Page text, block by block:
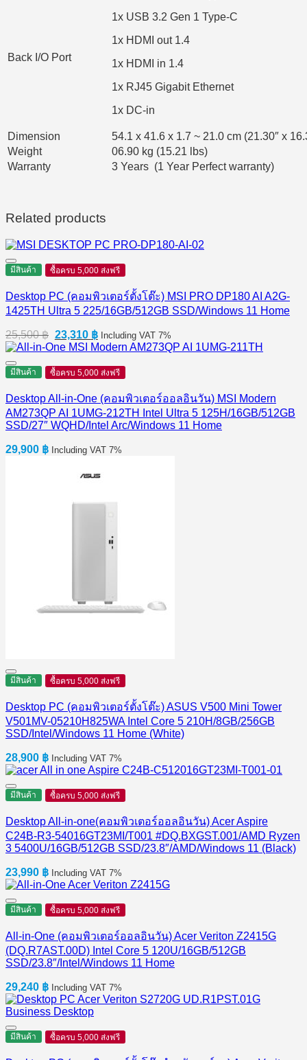
Back I/O Port
1x USB 3.2 Gen 1 Type-C
1x HDMI out 1.4
1x HDMI in 1.4
1x RJ45 Gigabit Ethernet
1x DC-in
Dimension
54.1 x 41.6 x 1.7 ~ 21.0 cm (21.30″ x
Weight
06.90 kg (15.21 lbs)
Warranty
3 Years (1 Year Perfect warranty)
Related products
มีสินค้า ซื้อครบ 5,000 ส่งฟรี
Desktop PC (คอมพิวเตอร์ตั้งโต๊ะ) MSI PRO DP180 AI A2G-
1425TH Ultra 5 225/16GB/512GB SSD/Windows 11 Home
25,500฿ Original
price
25,500 ฿.
23,310 ฿Current
price
23,310 ฿.
Including VAT 7%
มีสินค้า ซื้อครบ 5,000 ส่งฟรี
Desktop All-in-One (คอมพิวเตอร์ออลอินวัน) MSI Modern
AM273QP AI 1UMG-212TH Intel Ultra 5 125H/16GB/512GB
SSD/27″ WQHD/Intel Arc/Windows 11 Home
29,900 ฿ Including VAT 7%
มีสินค้า ซื้อครบ 5,000 ส่งฟรี
Desktop PC (คอมพิวเตอร์ตั้งโต๊ะ) ASUS V500 Mini Tower
V501MV-05210H825WA Intel Core 5 210H/8GB/256GB
SSD/Intel/Windows 11 Home (White)
28,900 ฿ Including VAT 7%
มีสินค้า ซื้อครบ 5,000 ส่งฟรี
Desktop All-in-one(คอมพิวเตอร์ออลอินวัน) Acer Aspire
C24B-R3-54016GT23MI/T001 #DQ.BXGST.001/AMD Ryzen
3 5400U/16GB/512GB SSD/23.8″/AMD/Windows 11 (Black)
23,990 ฿ Including VAT 7%
มีสินค้า ซื้อครบ 5,000 ส่งฟรี
All-in-One (คอมพิวเตอร์ออลอินวัน) Acer Veriton Z2415G
(DQ.R7AST.00D) Intel Core 5 120U/16GB/512GB
SSD/23.8″/Intel/Windows 11 Home
29,240 ฿ Including VAT 7%
มีสินค้า ซื้อครบ 5,000 ส่งฟรี